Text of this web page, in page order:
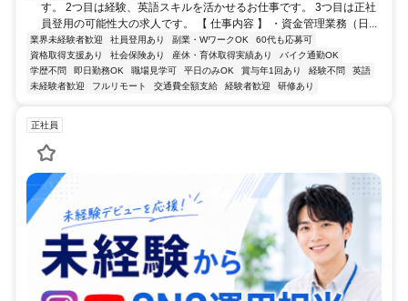
す。 2つ目は経験、英語スキルを活かせるお仕事です。 3つ目は正社
員登用の可能性大の求人です。 【 仕事内容 】 ・資金管理業務（日...
業界未経験者歓迎 社員登用あり 副業・WワークOK
60代も応募可
資格取得支援あり
社会保険あり 産休・育休取得実績あり
バイク通勤OK
学歴不問
即日勤務OK 職場見学可 平日のみOK 賞与年1回あり 経験不問
英語
未経験者歓迎
フルリモート 交通費全額支給 経験者歓迎 研修あり
正社員